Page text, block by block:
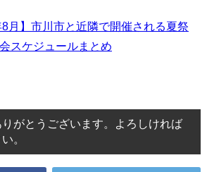
8月】市川市と近隣で開催される夏祭
スケジュールまとめ
がとうございます。よろしければ
。